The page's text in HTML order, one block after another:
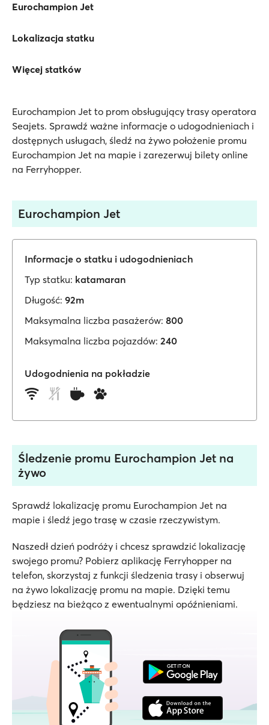
Eurochampion Jet
Lokalizacja statku
Więcej statków
Eurochampion Jet to prom obsługujący trasy operatora
Seajets. Sprawdź ważne informacje o udogodnieniach i
dostępnych usługach, śledź na żywo położenie promu
Eurochampion Jet na mapie i zarezerwuj bilety online
na Ferryhopper.
Eurochampion Jet
Informacje o statku i udogodnieniach
Typ statku: katamaran
Długość: 92m
Maksymalna liczba pasażerów: 800
Maksymalna liczba pojazdów: 240
Udogodnienia na pokładzie
Śledzenie promu Eurochampion Jet na
żywo
Sprawdź lokalizację promu Eurochampion Jet na
mapie i śledź jego trasę w czasie rzeczywistym.
Naszedł dzień podróży i chcesz sprawdzić lokalizację
swojego promu? Pobierz aplikację Ferryhopper na
telefon, skorzystaj z funkcji śledzenia trasy i obserwuj
na żywo lokalizację promu na mapie. Dzięki temu
będziesz na bieżąco z ewentualnymi opóźnieniami.